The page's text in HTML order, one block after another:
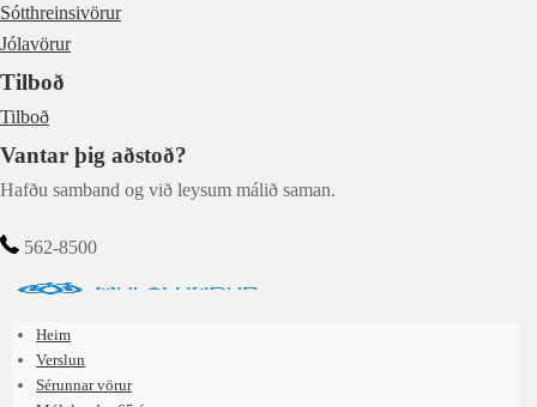
Sótthreinsivörur
Jólavörur
Tilboð
Tilboð
Vantar þig aðstoð?
Hafðu samband og við leysum málið saman.
562-8500
Heim
Verslun
Sérunnar vörur